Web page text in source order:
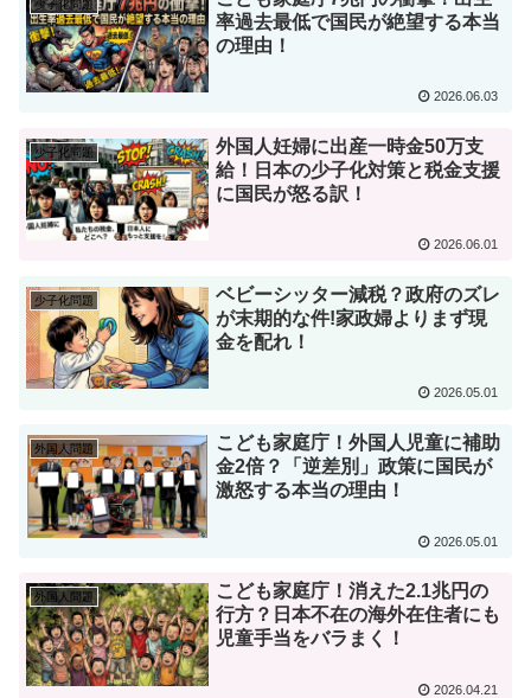
少子化問題
率過去最低で国民が絶望する本当
の理由！
2026.06.03
少子化問題
外国人妊婦に出産一時金50万支
給！日本の少子化対策と税金支援
に国民が怒る訳！
2026.06.01
少子化問題
ベビーシッター減税？政府のズレ
が末期的な件!家政婦よりまず現
金を配れ！
2026.05.01
外国人問題
こども家庭庁！外国人児童に補助
金2倍？「逆差別」政策に国民が
激怒する本当の理由！
2026.05.01
外国人問題
こども家庭庁！消えた2.1兆円の
行方？日本不在の海外在住者にも
児童手当をバラまく！
2026.04.21